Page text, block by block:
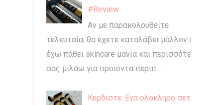
#Review
Αν με παρακολουθείτε
τελευταία, θα έχετε καταλάβει μάλλον ότι
έχω πάθει skincare μανία και περισσότερο
σας μιλάω για προιόντα περιπ...
Κερδιστε: Ενα ολοκληρο σετ